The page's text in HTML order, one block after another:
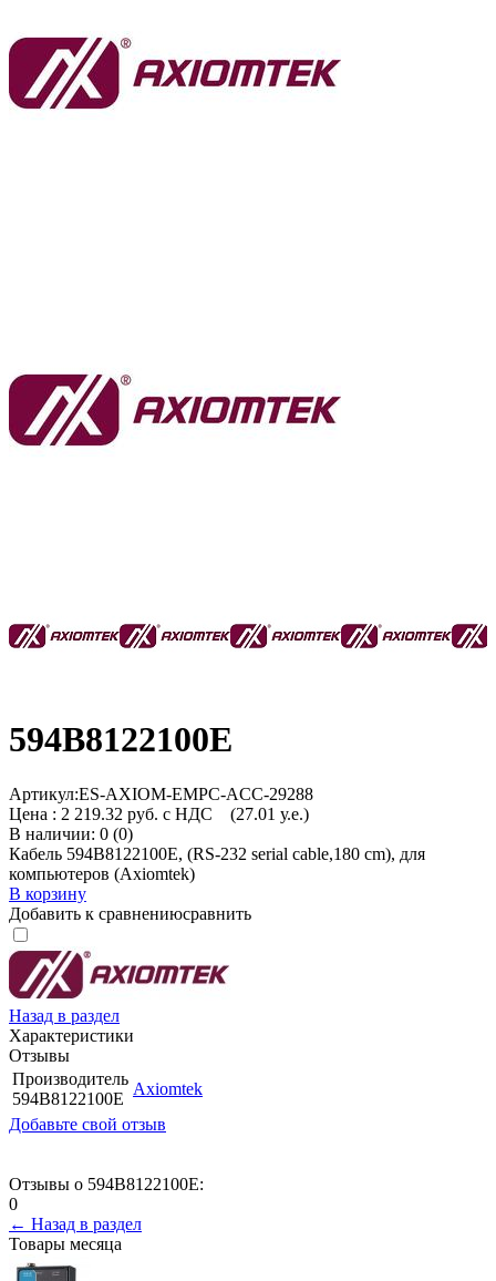
594B8122100E
Артикул:ES-AXIOM-EMPC-ACC-29288
Цена : 2 219.32 руб. с НДС (27.01 у.е.)
В наличии: 0 (0)
Кабель 594B8122100E, (RS-232 serial cable,180 cm), для
компьютеров (Axiomtek)
В корзину
Добавить к сравнениюсравнить
Назад в раздел
Характеристики
Отзывы
Производитель
594B8122100E
Axiomtek
Добавьте свой отзыв
Отзывы о 594B8122100E:
0
← Назад в раздел
Товары месяца